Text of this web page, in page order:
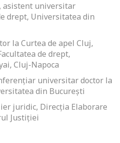
asistent universitar
drept, Universitatea din
la Curtea de apel Cluj,
de drept,
Cluj-Napoca
universitar doctor la
din București
juridic, Direcția Elaborare
Justiției